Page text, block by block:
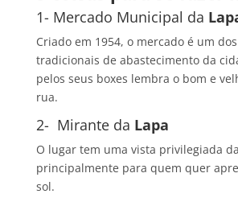
1- Mercado Municipal da
Criado em 1954, o mercado é um
tradicionais de abastecimento da
pelos seus boxes lembra o bom e
rua.
2- Mirante da Lapa
O lugar tem uma vista privilegiada
principalmente para quem quer
sol.